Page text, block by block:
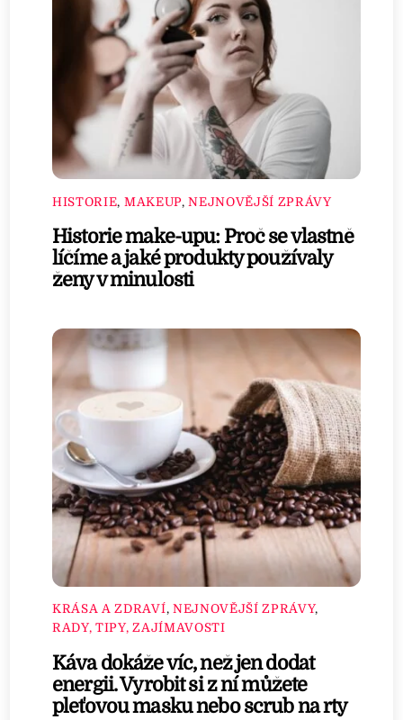
HISTORIE, MAKEUP,NEJNOVĚJŠÍ ZPRÁVY
Historie make-upu: Proč se vlastně
líčíme a jaké produkty používaly
ženy v minulosti
KRÁSA A ZDRAVÍ, NEJNOVĚJŠÍ ZPRÁVY,
RADY, TIPY, ZAJÍMAVOSTI
Káva dokáže víc, než jen dodat
energii. Vyrobit si z ní můžete
pleťovou masku nebo scrub na rty